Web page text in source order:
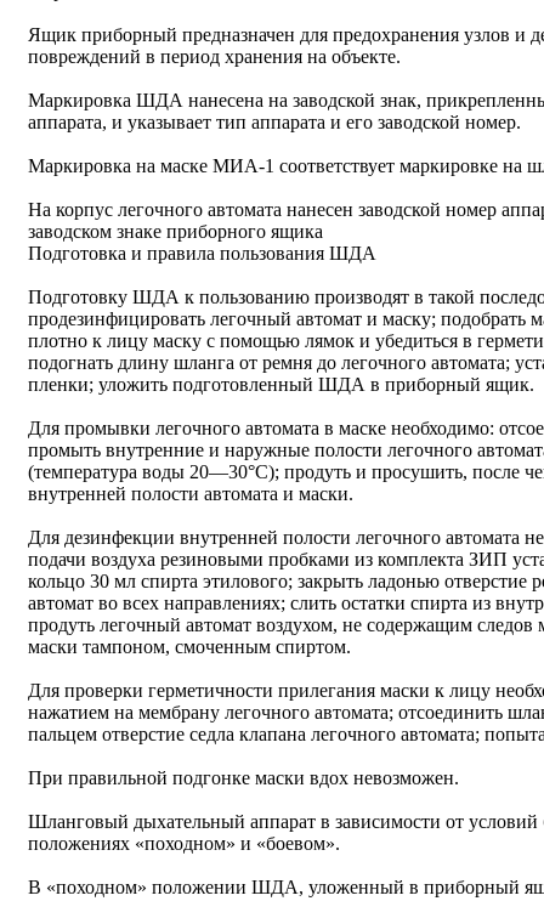
Ящик приборный предназначен для предохранения узлов и
повреждений в период хранения на объекте.
Маркировка ШДА нанесена на заводской знак,
аппарата, и указывает тип аппарата и его заводской номер.
Маркировка на маске МИА-1 соответствует маркировке
На корпус легочного автомата нанесен заводской номер
заводском знаке приборного ящика
Подготовка и правила пользования ШДА
Подготовку ШДА к пользованию производят в такой
продезинфицировать легочный автомат и маску; подобрать
плотно к лицу маску с помощью лямок и убедиться в
подогнать длину шланга от ремня до легочного автомата;
пленки; уложить подготовленный ШДА в приборный ящик.
Для промывки легочного автомата в маске необходимо:
промыть внутренние и наружные полости легочного
(температура воды 20—30°С); продуть и просушить, после
внутренней полости автомата и маски.
Для дезинфекции внутренней полости легочного автомата
подачи воздуха резиновыми пробками из комплекта ЗИП
кольцо 30 мл спирта этилового; закрыть ладонью отверстие
автомат во всех направлениях; слить остатки спирта из
продуть легочный автомат воздухом, не содержащим следов
маски тампоном, смоченным спиртом.
Для проверки герметичности прилегания маски к лицу
нажатием на мембрану легочного автомата; отсоединить
пальцем отверстие седла клапана легочного автомата;
При правильной подгонке маски вдох невозможен.
Шланговый дыхательный аппарат в зависимости от условий
положениях «походном» и «боевом».
В «походном» положении ШДА, уложенный в приборный